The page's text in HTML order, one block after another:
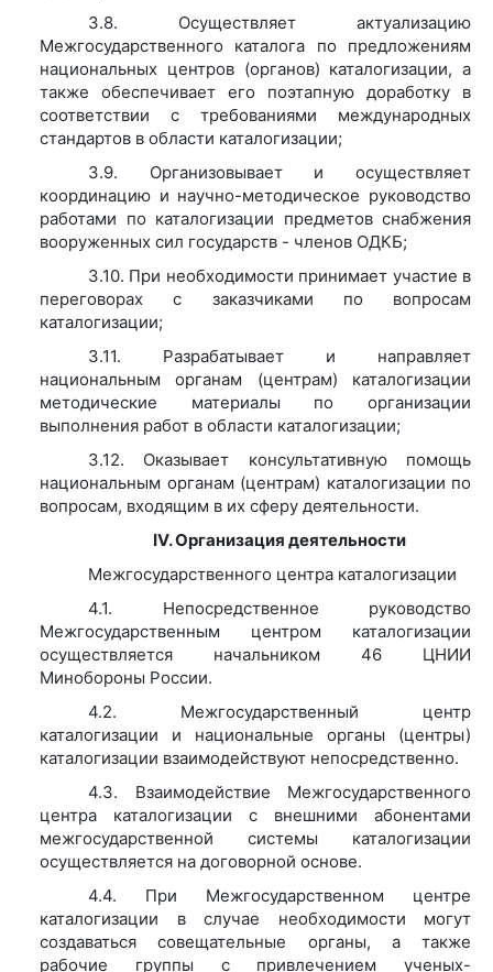
3.8. Осуществляет актуализацию
Межгосударственного каталога по предложениям
национальных центров (органов) каталогизации, а
также обеспечивает его поэтапную доработку в
соответствии с требованиями международных
стандартов в области каталогизации;
3.9. Организовывает и осуществляет
координацию и научно-методическое руководство
работами по каталогизации предметов снабжения
вооруженных сил государств - членов ОДКБ;
3.10. При необходимости принимает участие в
переговорах с заказчиками по вопросам
каталогизации;
3.11. Разрабатывает и направляет
национальным органам (центрам) каталогизации
методические материалы по организации
выполнения работ в области каталогизации;
3.12. Оказывает консультативную помощь
национальным органам (центрам) каталогизации по
вопросам, входящим в их сферу деятельности.
IV. Организация деятельности
Межгосударственного центра каталогизации
4.1. Непосредственное руководство
Межгосударственным центром каталогизации
осуществляется начальником 46 ЦНИИ
Минобороны России.
4.2. Межгосударственный центр
каталогизации и национальные органы (центры)
каталогизации взаимодействуют непосредственно.
4.3. Взаимодействие Межгосударственного
центра каталогизации с внешними абонентами
межгосударственной системы каталогизации
осуществляется на договорной основе.
4.4. При Межгосударственном центре
каталогизации в случае необходимости могут
создаваться совещательные органы, а также
рабочие группы с привлечением ученых-